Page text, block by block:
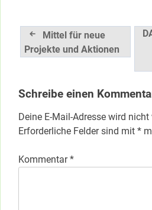
Beitragsnavigation
Mittel für neue
Projekte und Aktionen
Schreibe einen
Deine E-Mail-Adresse wird
Erforderliche Felder sind mit *
Kommentar*